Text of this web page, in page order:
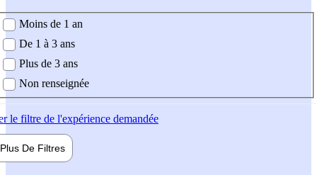
demandée
Moins de 1 an
De 1 à 3 ans
Plus de 3 ans
Non renseignée
le filtre de l'expérience demandée
Plus De Filtres